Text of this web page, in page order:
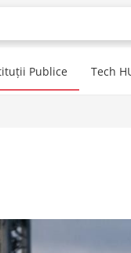
When
Publice Tech